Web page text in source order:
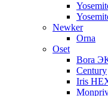
Newker
Orna
Oset
Bora
Century
Iris